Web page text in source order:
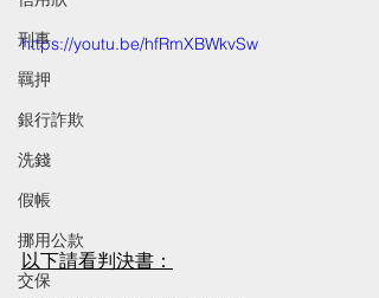
刑事
羈押
銀行詐欺
洗錢
假帳
挪用公款
交保
https://youtu.be/hfRmXBWkvSw
以下請看判決書：